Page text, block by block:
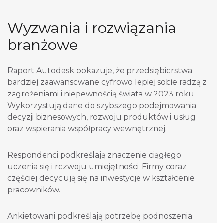
Wyzwania i rozwiązania
branżowe
Raport Autodesk pokazuje, że przedsiębiorstwa
bardziej zaawansowane cyfrowo lepiej sobie radzą z
zagrożeniami i niepewnością świata w 2023 roku.
Wykorzystują dane do szybszego podejmowania
decyzji biznesowych, rozwoju produktów i usług
oraz wspierania współpracy wewnętrznej.
Respondenci podkreślają znaczenie ciągłego
uczenia się i rozwoju umiejętności. Firmy coraz
częściej decydują się na inwestycje w kształcenie
pracowników.
Ankietowani podkreślają potrzebę podnoszenia